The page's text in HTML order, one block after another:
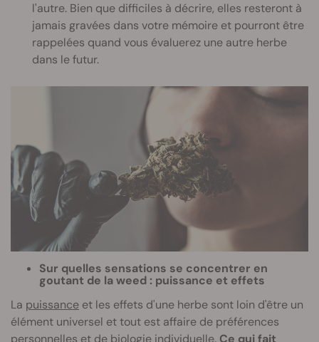
l'autre. Bien que difficiles à décrire, elles resteront à
jamais gravées dans votre mémoire et pourront être
rappelées quand vous évaluerez une autre herbe
dans le futur.
Sur quelles sensations se concentrer en
goutant de la weed : puissance et effets
La puissance et les effets d'une herbe sont loin d'être un
élément universel et tout est affaire de préférences